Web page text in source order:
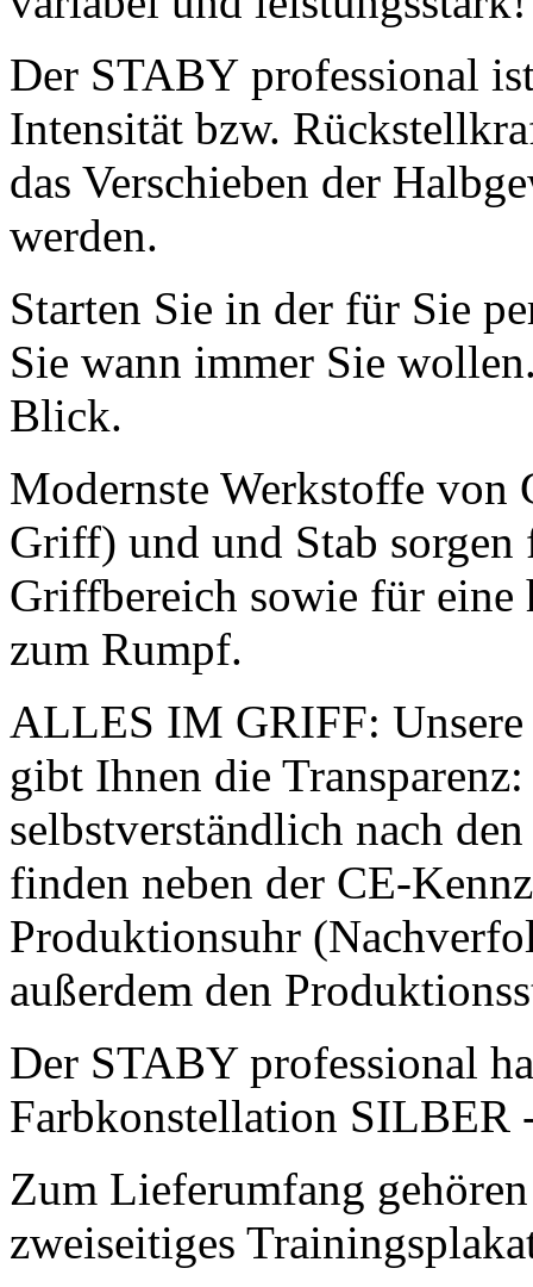
Der STABY professional
Intensität bzw.
das Verschieben der
werden.
Starten Sie in der für Sie
Sie wann immer Sie
Blick.
Modernste Werkstoffe
Griff) und und Stab
Griffbereich sowie für eine
zum Rumpf.
ALLES IM GRIFF:
gibt Ihnen die
selbstverständlich nach
finden neben der CE-
Produktionsuhr
außerdem den
Der STABY professional
Farbkonstellation SILBER
Zum Lieferumfang
zweiseitiges